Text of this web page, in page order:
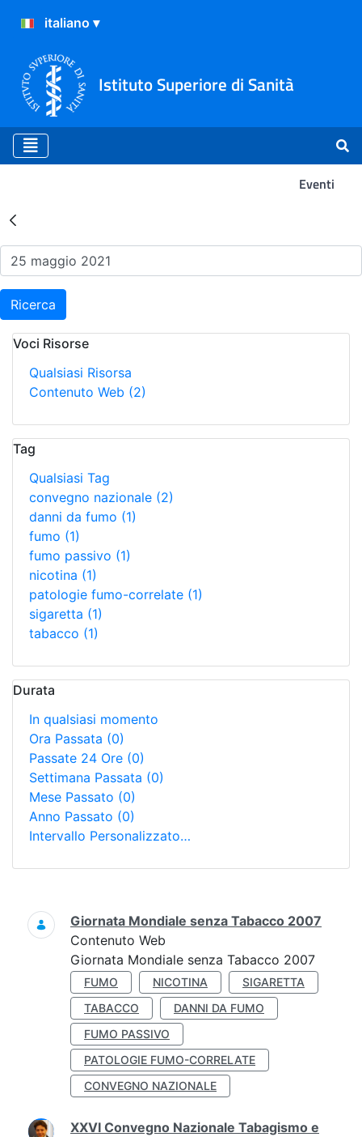
Istituto Superiore di Sanità
Eventi
Risultati della Ricerca -
Ricerca
Voci Risorse
Qualsiasi Risorsa
Contenuto Web (2)
Tag
Qualsiasi Tag
convegno nazionale (2)
danni da fumo (1)
fumo (1)
fumo passivo (1)
nicotina (1)
patologie fumo-correlate (1)
sigaretta (1)
tabacco (1)
Durata
In qualsiasi momento
Ora Passata (0)
Passate 24 Ore (0)
Settimana Passata (0)
Mese Passato (0)
Anno Passato (0)
Intervallo Personalizzato…
Ricerca
Giornata Mondiale senza Tabacco 2007
Contenuto Web
Giornata Mondiale senza Tabacco 2007
FUMO NICOTINA
SIGARETTA
TABACCO
DANNI DA FUMO
FUMO PASSIVO
PATOLOGIE FUMO-CORRELATE
CONVEGNO NAZIONALE
XXVI Convegno Nazionale Tabagismo e